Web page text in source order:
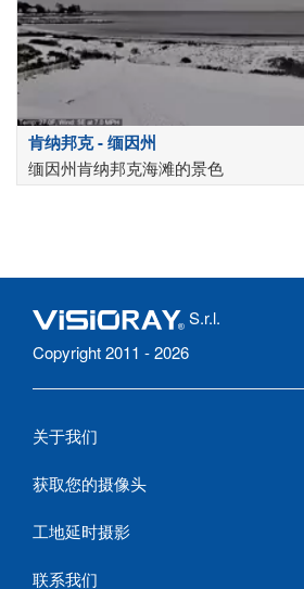
肯纳邦克 - 缅因州
缅因州肯纳邦克海滩的景色
S.r.l.
Copyright 2011 - 2026
关于我们
获取您的摄像头
工地延时摄影
联系我们